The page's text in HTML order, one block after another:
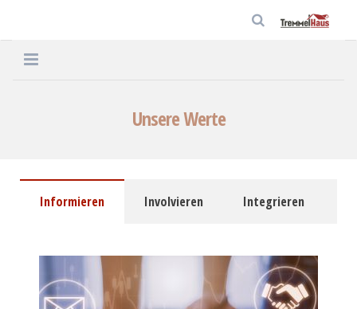
Service
Kontakt
Unsere Werte
Informieren Involvieren Integrieren